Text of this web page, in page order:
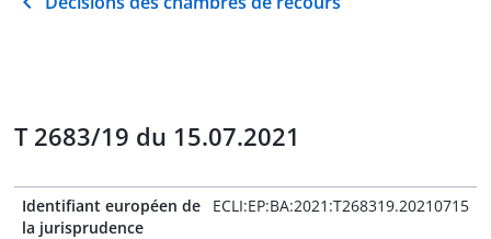
T 2683/19 du 15.07.2021
Identifiant européen de
la jurisprudence
ECLI:EP:BA:2021:T268319.20210715